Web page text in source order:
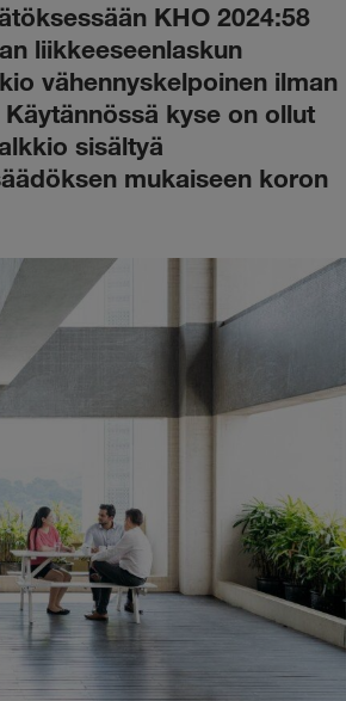
KHO 2024:58
liikkeeseenlaskun
vähennyskelpoinen ilman
kyse on ollut
sisältyä
mukaiseen koron